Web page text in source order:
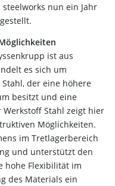
nun ein Jahr
ist aus
es sich um
der eine höhere
besitzt und eine
Stahl zeigt hier
Möglichkeiten.
im Tretlagerbereich
und unterstützt den
hohe Flexibilität im
des Materials ein